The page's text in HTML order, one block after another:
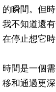
的瞬間。但
我不知道還
在停止想它
時間是一個
移和通過更